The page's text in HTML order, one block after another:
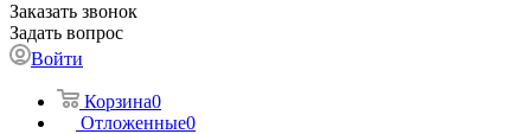
Заказать звонок
Задать вопрос
Войти
Корзина0
Отложенные0